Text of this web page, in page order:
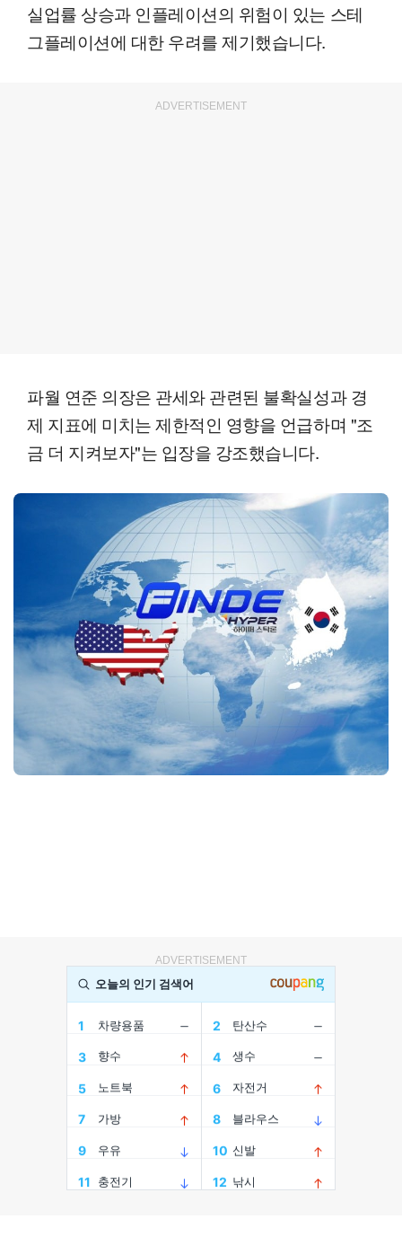
실업률 상승과 인플레이션의 위험이 있는 스테
그플레이션에 대한 우려를 제기했습니다.
ADVERTISEMENT
파월 연준 의장은 관세와 관련된 불확실성과 경
제 지표에 미치는 제한적인 영향을 언급하며 "조
금 더 지켜보자"는 입장을 강조했습니다.
ADVERTISEMENT